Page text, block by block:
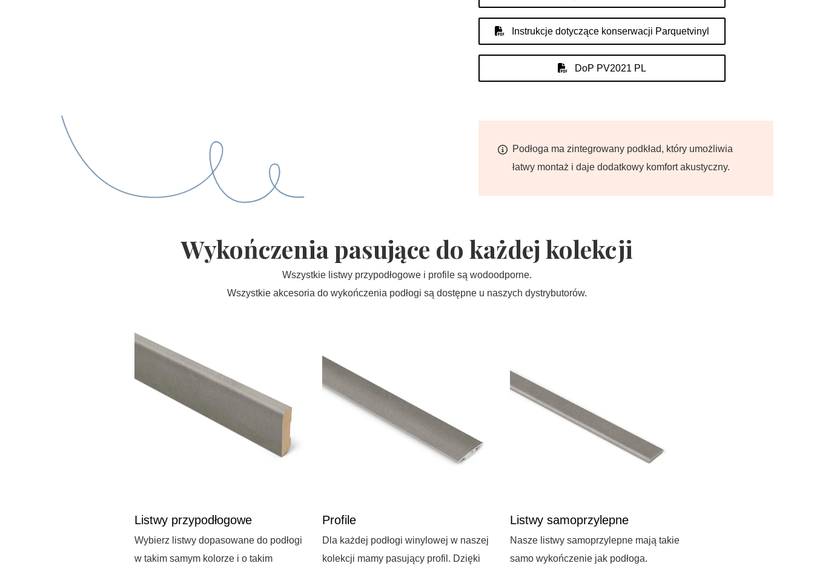
Instrukcje dotyczące konserwacji Parquetvinyl
DoP PV2021 PL
Podłoga ma zintegrowany podkład, który umożliwia
łatwy montaż i daje dodatkowy komfort akustyczny.
Wykończenia pasujące do każdej kolekcji
Wszystkie listwy przypodłogowe i profile są wodoodporne.
Wszystkie akcesoria do wykończenia podłogi są dostępne u naszych dystrybutorów.
Listwy przypodłogowe
Wybierz listwy dopasowane do podłogi
w takim samym kolorze i o takim
Profile
Dla każdej podłogi winylowej w naszej
kolekcji mamy pasujący profil. Dzięki
Listwy samoprzylepne
Nasze listwy samoprzylepne mają takie
samo wykończenie jak podłoga.